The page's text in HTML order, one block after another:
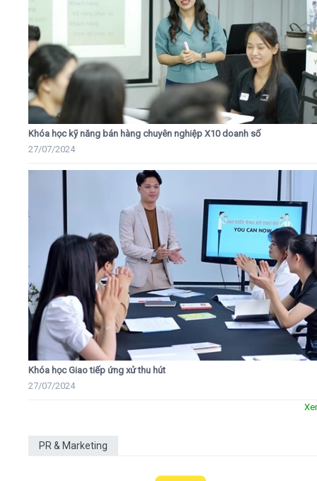
Khóa học kỹ năng bán hàng chuyên nghiệp X10 doanh số
27/07/2024
Khóa học Giao tiếp ứng xử thu hút
27/07/2024
PR & Marketing